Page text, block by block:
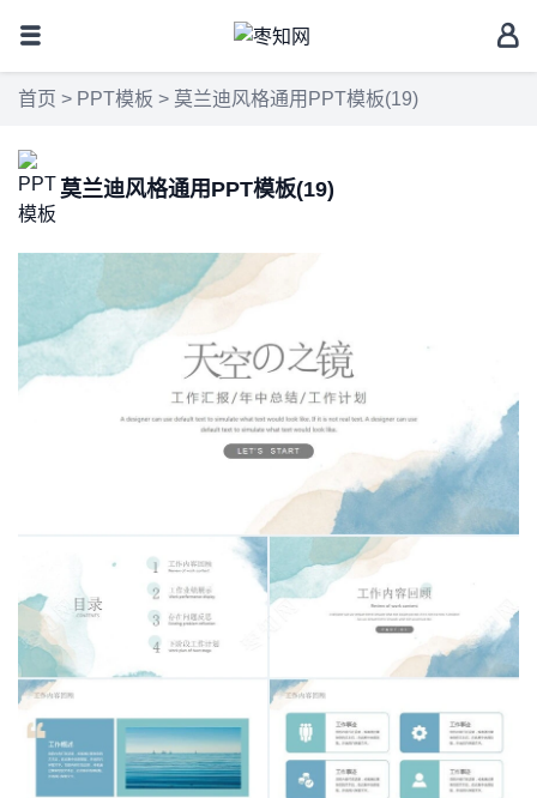
首页 > PPT模板 > 莫兰迪风格通用PPT模板(19)
莫兰迪风格通用PPT模板(19)